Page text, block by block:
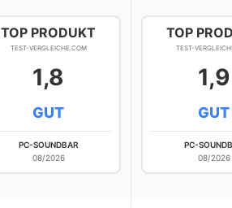
TOP PRODUKT
TEST-VERGLEICHE.COM
1,8
GUT
PC-SOUNDBAR
08/2026
TOP
TEST-
1,9
GUT
PC-
08/2026